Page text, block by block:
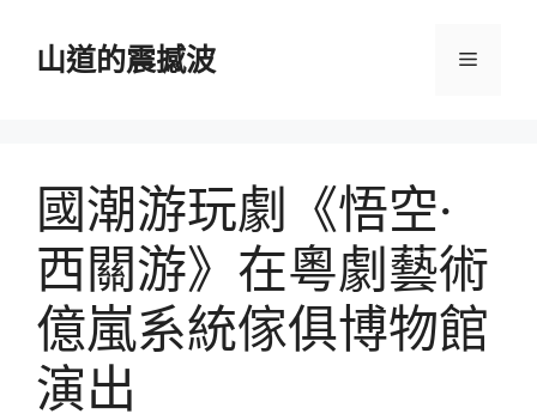
山道的震撼波 選
國潮游玩劇《悟空·
西關游》在粵劇藝術
億嵐系統傢俱博物館
演出